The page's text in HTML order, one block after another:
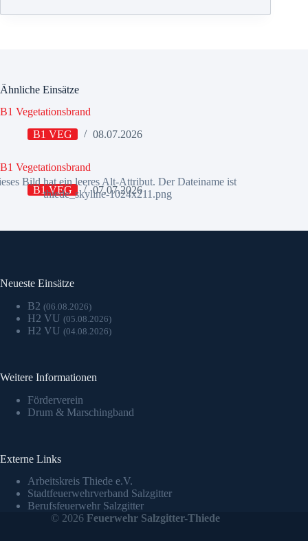
Ähnliche Einsätze
B1 Vegetationsbrand
B1 VEG
08.07.2026
B1 Vegetationsbrand
B1 VEG
07.07.2026
Neueste Einsätze
B2 (06.08.2026)
H2 VU (05.08.2026)
H2 VU (04.08.2026)
Weitere Informationen
Förderverein
Drum & Marschingband
Externe Links
Arbeitskreis Thiede e.V.
Stadtfeuerwehrverband Salzgitter
Berufsfeuerwehr Salzgitter
© 2026Feuerwehr Salzgitter-Thiede